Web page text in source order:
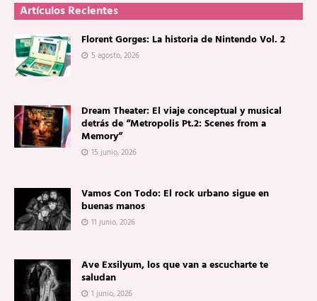
Artículos Recientes
Florent Gorges: La historia de Nintendo Vol. 2
5 agosto, 2026
Dream Theater: El viaje conceptual y musical
detrás de “Metropolis Pt.2: Scenes from a
Memory”
15 junio, 2026
Vamos Con Todo: El rock urbano sigue en
buenas manos
11 junio, 2026
Ave Exsilyum, los que van a escucharte te
saludan
1 junio, 2026